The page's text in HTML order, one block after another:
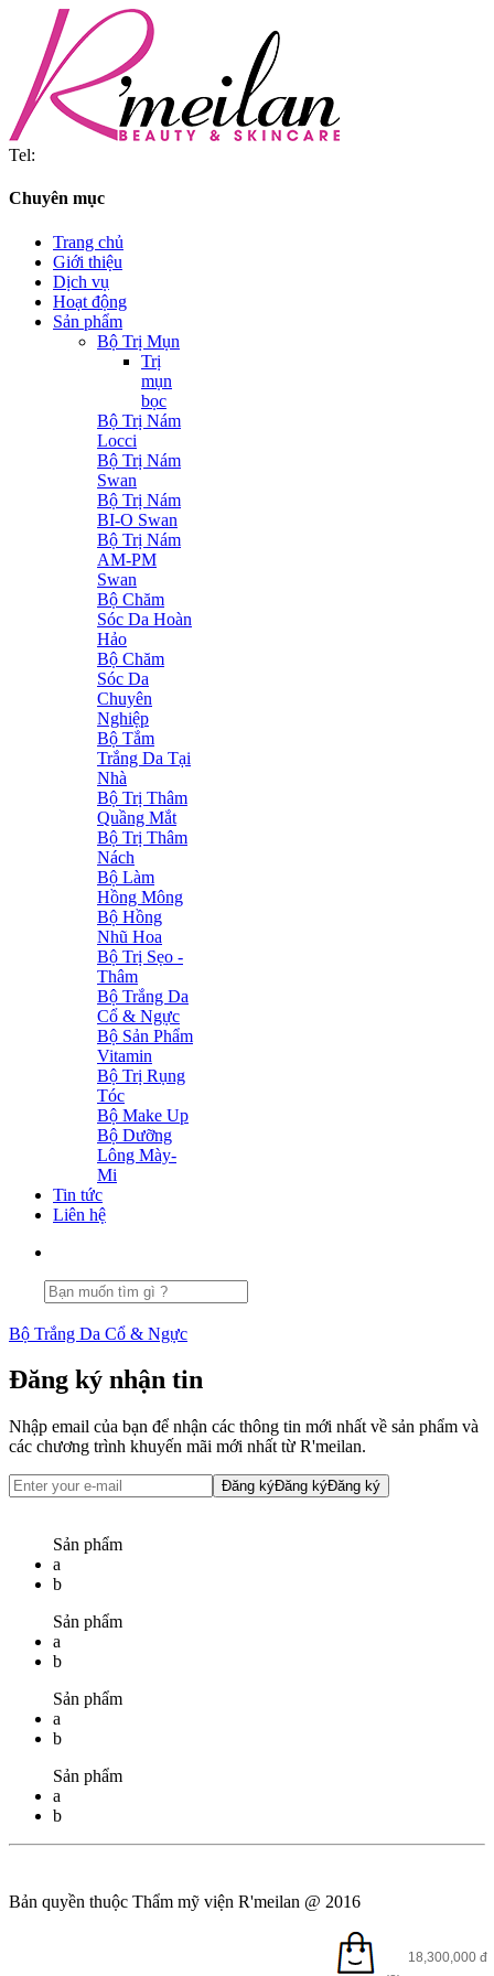
Tel:
Chuyên mục
Trang chủ
Giới thiệu
Dịch vụ
Hoạt động
Sản phẩm
Bộ Trị Mụn
Trị
mụn
bọc
Bộ Trị Nám
Locci
Bộ Trị Nám
Swan
Bộ Trị Nám
BI-O Swan
Bộ Trị Nám
AM-PM
Swan
Bộ Chăm
Sóc Da Hoàn
Hảo
Bộ Chăm
Sóc Da
Chuyên
Nghiệp
Bộ Tắm
Trắng Da Tại
Nhà
Bộ Trị Thâm
Quầng Mắt
Bộ Trị Thâm
Nách
Bộ Làm
Hồng Mông
Bộ Hồng
Nhũ Hoa
Bộ Trị Sẹo -
Thâm
Bộ Trắng Da
Cổ & Ngực
Bộ Sản Phẩm
Vitamin
Bộ Trị Rụng
Tóc
Bộ Make Up
Bộ Dưỡng
Lông Mày-
Mi
Tin tức
Liên hệ
Bộ Trắng Da Cổ & Ngực
Đăng ký nhận tin
Nhập email của bạn để nhận các thông tin mới nhất về sản phẩm và
các chương trình khuyến mãi mới nhất từ R'meilan.
Đăng kýĐăng kýĐăng ký
Sản phẩm
a
b
Sản phẩm
a
b
Sản phẩm
a
b
Sản phẩm
a
b
Bản quyền thuộc Thẩm mỹ viện R'meilan @ 2016
18,300,000 đ